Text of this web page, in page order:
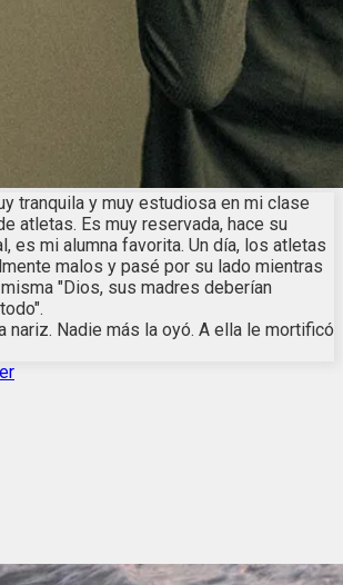
tranquila y muy estudiosa en mi clase
atletas. Es muy reservada, hace su
es mi alumna favorita. Un día, los atletas
malos y pasé por su lado mientras
"Dios, sus madres deberían
nariz. Nadie más la oyó. A ella le mortificó